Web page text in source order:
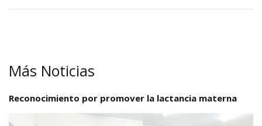
Más Noticias
Reconocimiento por promover la lactancia materna